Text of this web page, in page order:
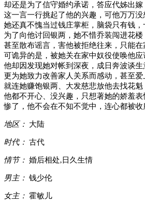
却还是为了信守婚约承诺，答应代姊出嫁
这一言一行挑起了他的兴趣，可他万万
她还真不愧当过钱庄掌柜，脑袋只有钱，
为了向他讨回银两，她不惜乔装闯进花楼
甚至散布谣言，害他被拒绝往来，只能在
可诡异的是，被她关在家中奴役使唤他应
他却因发现她对帐到深夜，成日奔波谈生
更为她致力改善家人关系而感动，甚至爱
就连她赚饱银两、大发慈悲放他去找花魁
他都不开心、没兴趣，只想著她的娇羞表
惨了，他不会在不知不觉中，连心都被
地区： 大陆
时代： 古代
情节： 婚后相处,日久生情
男主： 钱少伦
女主： 霍敏儿